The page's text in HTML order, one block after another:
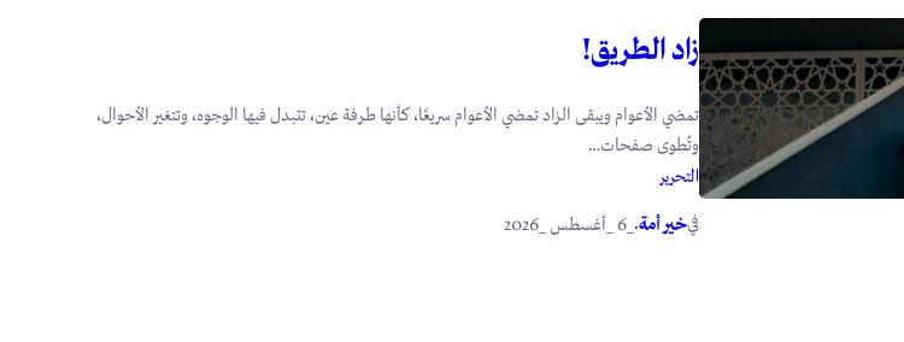
زاد الطريق!
تمضي الأعوام ويبقى الزاد تمضي الأعوام سريعًا، كأنها طرفة عين، تتبدل فيها الوجوه، وتتغير الأحوال،
وتُطوى صفحات…
التحرير
فيخير أمة. _6 _أغسطس _2026